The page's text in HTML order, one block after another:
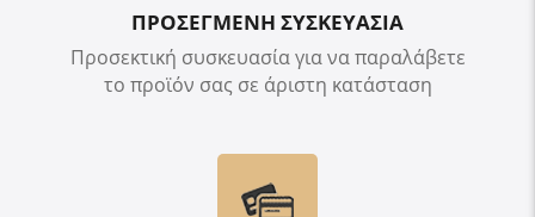
ΠΡΟΣΕΓΜΕΝΗ ΣΥΣΚΕΥΑΣΙΑ
Προσεκτική συσκευασία για να παραλάβετε
το προϊόν σας σε άριστη κατάσταση